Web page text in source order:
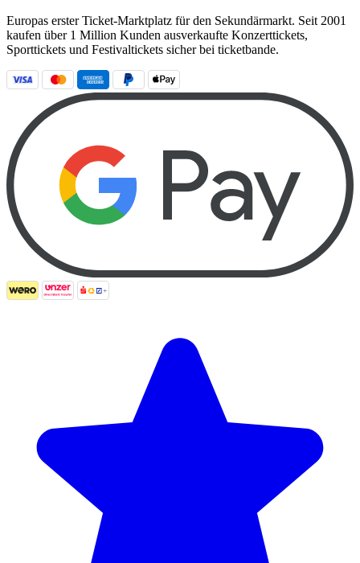
Europas erster Ticket-Marktplatz für den Sekundärmarkt. Seit 2001
kaufen über 1 Million Kunden ausverkaufte Konzerttickets,
Sporttickets und Festivaltickets sicher bei ticketbande.